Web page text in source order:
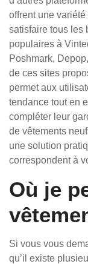
offrent une
satisfaire tous les
populaires à
Poshmark,
de ces sites
permet aux
tendance tout en
compléter leur
de vêtements
une solution
correspondent à
Où je
Si vous vous
qu’il existe